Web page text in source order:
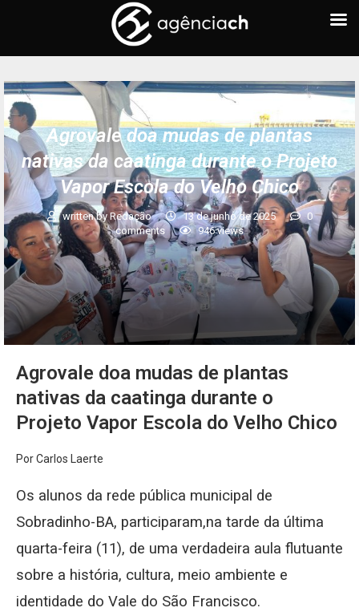
Agrovale doa mudas de plantas
nativas da caatinga durante o Projeto
Vapor Escola do Velho Chico
written byRedação 13 de junho de 2025
0
comments
946views
Agrovale doa mudas de plantas
nativas da caatinga durante o
Projeto Vapor Escola do Velho Chico
Por Carlos Laerte
Os alunos da rede pública municipal de
Sobradinho-BA, participaram,na tarde da última
quarta-feira (11), de uma verdadeira aula flutuante
sobre a história, cultura, meio ambiente e
identidade do Vale do São Francisco.